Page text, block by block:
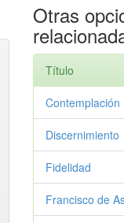
Otras
Título
Contemplación
Discernimiento
Fidelidad
Francisco de